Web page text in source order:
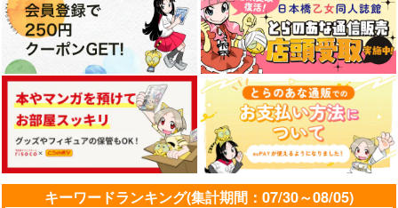
凍える棺にお別れを
Green Ark
1,572円（税込）
アーノルド・ノイマン
抱きしめてキスしてお
やすみ
丸に井桁
315
ハインライン×ノイマン
困惑の関係
為せば成る屋堂
629円（税込）
コノエ×ノイマン
作品詳細 作品詳細 作品詳細
キーワードランキング(集計期間：07/30～08/05)